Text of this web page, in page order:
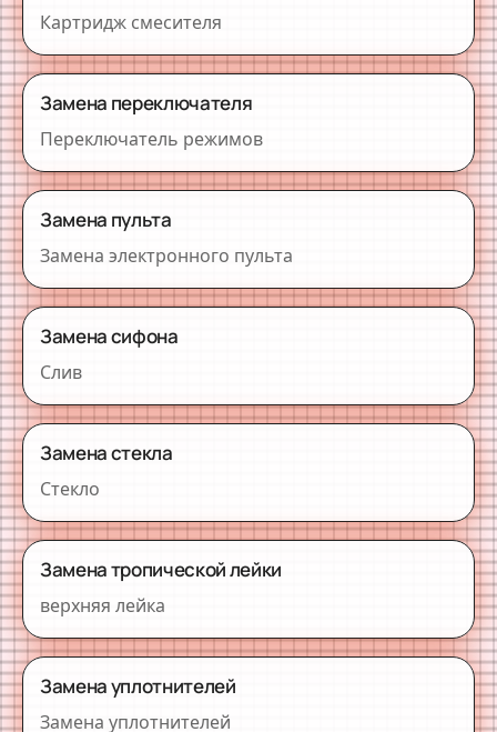
Картридж смесителя
Замена переключателя
Переключатель режимов
Замена пульта
Замена электронного пульта
Замена сифона
Слив
Замена стекла
Стекло
Замена тропической лейки
верхняя лейка
Замена уплотнителей
Замена уплотнителей